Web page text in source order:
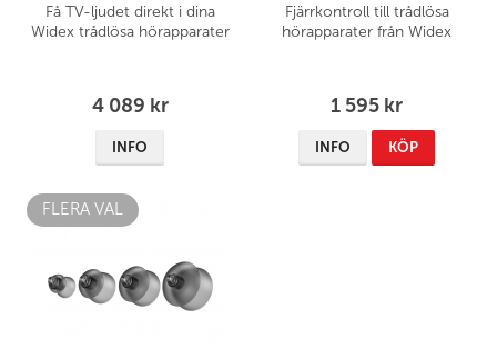
Få TV-ljudet direkt i dina
Widex trådlösa hörapparater
4 089 kr
INFO
Fjärrkontroll till trådlösa
hörapparater från Widex
1 595 kr
INFO KÖP
FLERA VAL